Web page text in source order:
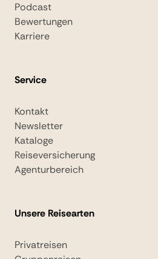
Podcast
Bewertungen
Karriere
Service
Kontakt
Newsletter
Kataloge
Reiseversicherung
Agenturbereich
Unsere Reisearten
Privatreisen